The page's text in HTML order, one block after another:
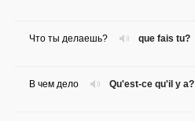
que fais tu?
Что ты делаешь?
Qu'est-ce qu'il y a?
В чем дело